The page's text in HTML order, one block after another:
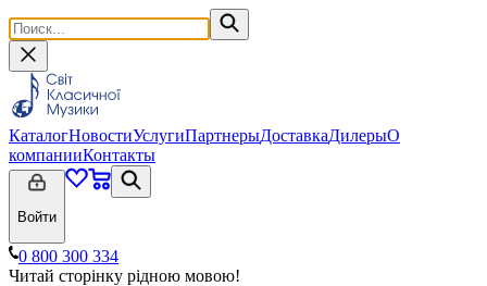
КаталогНовостиУслугиПартнерыДоставкаДилерыО
компанииКонтакты
Войти
0 800 300 334
Читай сторінку рідною мовою!